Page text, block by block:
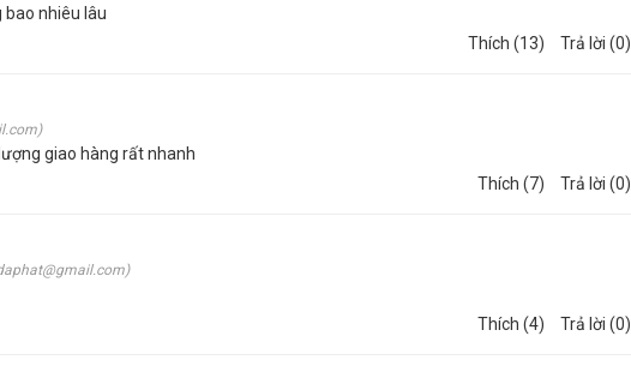
lao động sẽ không tốn sức trong việc dán sản phẩm lên mái tôn hoặc các vị trí
bao nhiêu lâu
Thích (13)
Trả lời (0)
giao hàng rất nhanh
Thích (7)
Trả lời (0)
Thích (4)
Trả lời (0)